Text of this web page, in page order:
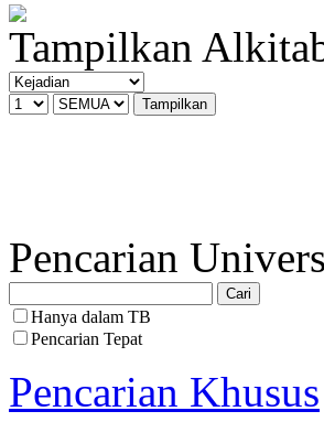
Tampilkan
Pencarian
Hanya dalam TB
Pencarian Tepat
Pencarian Khusus